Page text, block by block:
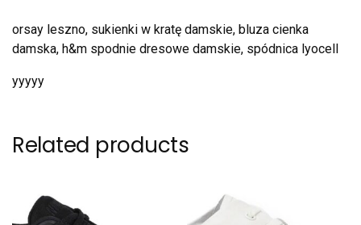
orsay leszno, sukienki w kratę damskie, bluza cienka
damska, h&m spodnie dresowe damskie, spódnica lyocell
yyyyy
Related products